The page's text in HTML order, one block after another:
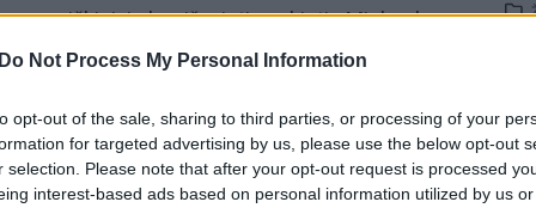
Do Not Process My Personal Information
opt-out of the sale, sharing to third parties, or processing of your
for targeted advertising by us, please use the below opt-out
selection. Please note that after your opt-out request is processed
interest-based ads based on personal information utilized by us
reiškiniais besižavintis vokietis Michaelas
sulipdė įvairiausiųSaulėsreiškinių, vykusių
galėsite pamatyti kunkuliuojančią žvaigždės
masės lietų, Mėnulio, Veneros ir kometos